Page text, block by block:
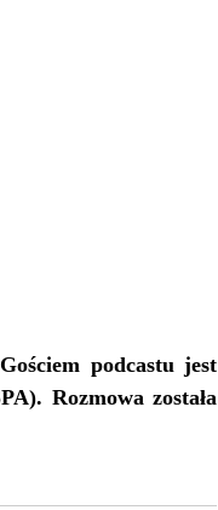
podcastu jest
Rozmowa została